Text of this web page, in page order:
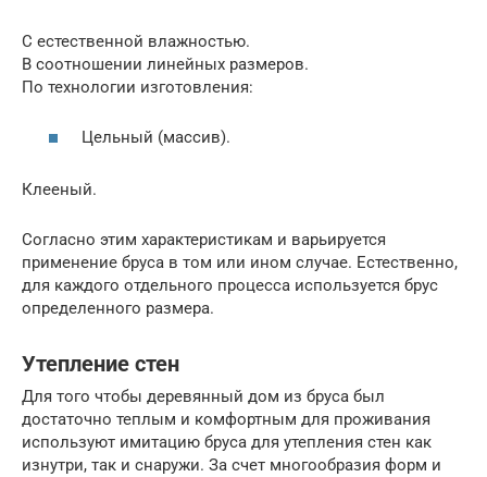
С естественной влажностью.
В соотношении линейных размеров.
По технологии изготовления:
Цельный (массив).
Клееный.
Согласно этим характеристикам и варьируется
применение бруса в том или ином случае. Естественно,
для каждого отдельного процесса используется брус
определенного размера.
Утепление стен
Для того чтобы деревянный дом из бруса был
достаточно теплым и комфортным для проживания
используют имитацию бруса для утепления стен как
изнутри, так и снаружи. За счет многообразия форм и